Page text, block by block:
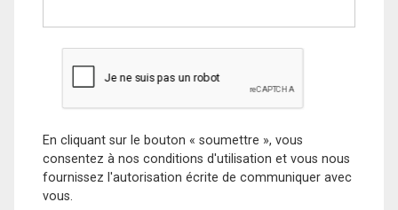
En cliquant sur le bouton « soumettre », vous
consentez à nos conditions d'utilisation et vous nous
fournissez l'autorisation écrite de communiquer avec
vous.